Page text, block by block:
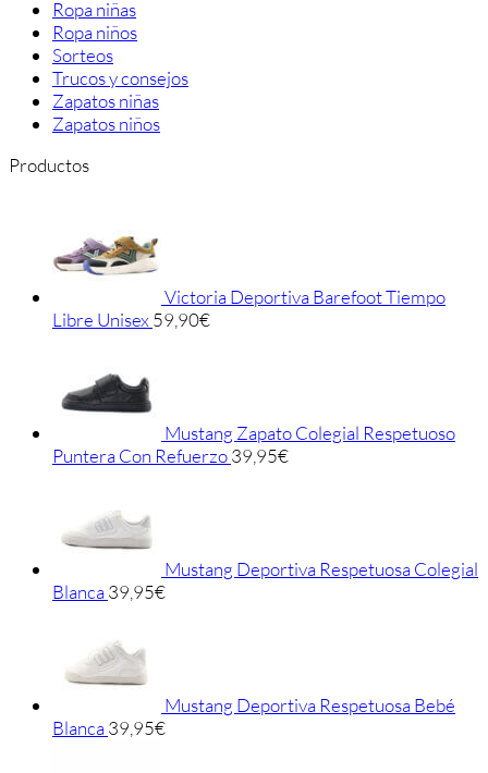
Ropa niñas
Ropa niños
Sorteos
Trucos y consejos
Zapatos niñas
Zapatos niños
Productos
Victoria Deportiva Barefoot Tiempo
Libre Unisex59,90€
Mustang Zapato Colegial Respetuoso
Puntera Con Refuerzo39,95€
Mustang Deportiva Respetuosa Colegial
Blanca39,95€
Mustang Deportiva Respetuosa Bebé
Blanca39,95€